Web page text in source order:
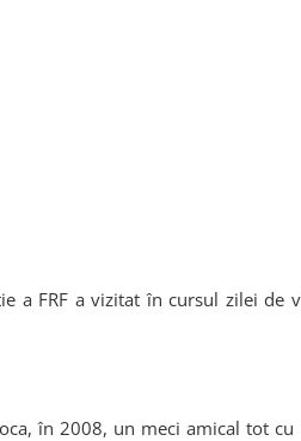
a FRF a vizitat în cursul zilei de
în 2008, un meci amical tot